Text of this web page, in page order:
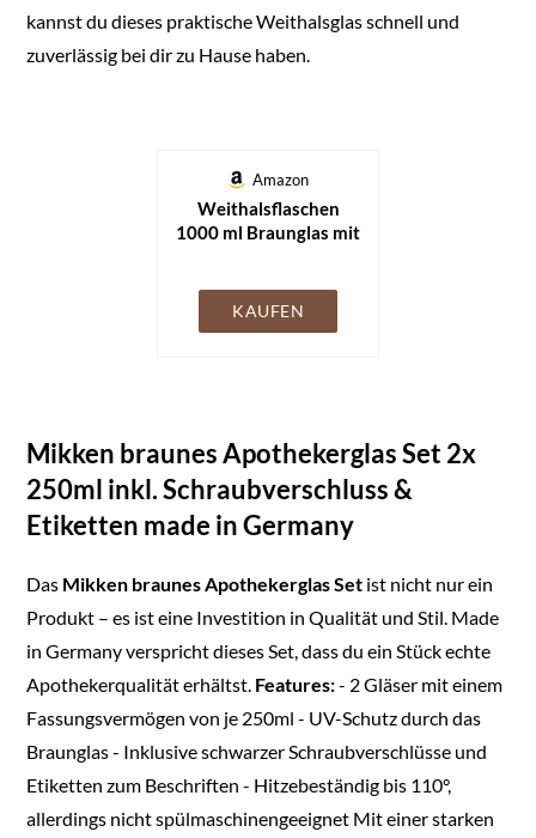
kannst du dieses praktische Weithalsglas schnell und
zuverlässig bei dir zu Hause haben.
Amazon
Weithalsflaschen
1000 ml Braunglas mit
lichtgeschützt &
luftdicht –
KAUFEN
Mikken braunes Apothekerglas Set 2x
250ml inkl. Schraubverschluss &
Etiketten made in Germany
Das Mikken braunes Apothekerglas Set ist nicht nur ein
Produkt – es ist eine Investition in Qualität und Stil. Made
in Germany verspricht dieses Set, dass du ein Stück echte
Apothekerqualität erhältst. Features:- 2 Gläser mit einem
Fassungsvermögen von je 250ml - UV-Schutz durch das
Braunglas - Inklusive schwarzer Schraubverschlüsse und
Etiketten zum Beschriften - Hitzebeständig bis 110°,
allerdings nicht spülmaschinengeeignet Mit einer starken